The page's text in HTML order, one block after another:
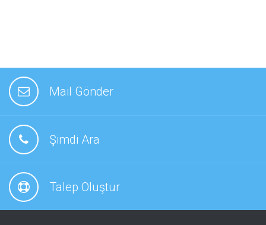
Mail Gönder
Şimdi Ara
Talep Oluştur